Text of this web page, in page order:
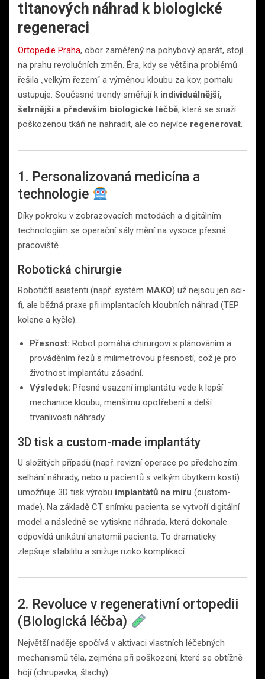
titanových náhrad k biologické
regeneraci
Ortopedie Praha, obor zaměřený na pohybový aparát, stojí
na prahu revolučních změn. Éra, kdy se většina problémů
řešila „velkým řezem“ a výměnou kloubu za kov, pomalu
ustupuje. Současné trendy směřují k individuálnější,
šetrnější a především biologické léčbě, která se snaží
poškozenou tkáň ne nahradit, ale co nejvíce regenerovat.
1. Personalizovaná medicína a
technologie
Díky pokroku v zobrazovacích metodách a digitálním
technologiím se operační sály mění na vysoce přesná
pracoviště.
Robotická chirurgie
Robotičtí asistenti (např. systém MAKO) už nejsou jen sci-
fi, ale běžná praxe při implantacích kloubních náhrad (TEP
kolene a kyčle).
Přesnost: Robot pomáhá chirurgovi s plánováním a
prováděním řezů s milimetrovou přesností, což je pro
životnost implantátu zásadní.
Výsledek: Přesné usazení implantátu vede k lepší
mechanice kloubu, menšímu opotřebení a delší
trvanlivosti náhrady.
3D tisk a custom-made implantáty
U složitých případů (např. revizní operace po předchozím
selhání náhrady, nebo u pacientů s velkým úbytkem kosti)
umožňuje 3D tisk výrobu implantátů na míru (custom-
made). Na základě CT snímku pacienta se vytvoří digitální
model a následně se vytiskne náhrada, která dokonale
odpovídá unikátní anatomii pacienta. To dramaticky
zlepšuje stabilitu a snižuje riziko komplikací.
2. Revoluce v regenerativní ortopedii
(Biologická léčba)
Největší naděje spočívá v aktivaci vlastních léčebných
mechanismů těla, zejména při poškození, které se obtížně
hojí (chrupavka, šlachy).